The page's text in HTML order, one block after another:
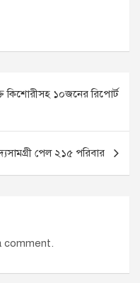
কিশোরীসহ ১০জনের রিপোর্ট
পেল ২১৫ পরিবার
comment.